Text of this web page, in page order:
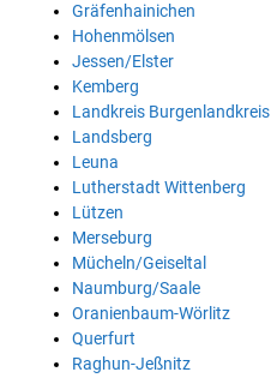
Gräfenhainichen
Hohenmölsen
Jessen/Elster
Kemberg
Landkreis Burgenlandkreis
Landsberg
Leuna
Lutherstadt Wittenberg
Lützen
Merseburg
Mücheln/Geiseltal
Naumburg/Saale
Oranienbaum-Wörlitz
Querfurt
Raghun-Jeßnitz